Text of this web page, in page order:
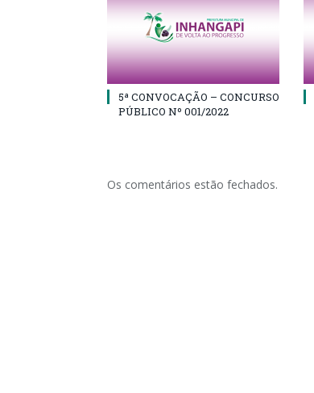
5ª CONVOCAÇÃO – CONCURSO
PÚBLICO Nº 001/2022
Os comentários estão fechados.